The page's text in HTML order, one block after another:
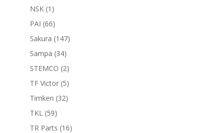
NSK 1 1
producto
PAI 6666
productos
Sakura 147147
Sampa 3434
productos
STEMCO 22
productos
TF Victor 55
productos
Timken 3232
TKL 5959
productos
TR Parts 1616